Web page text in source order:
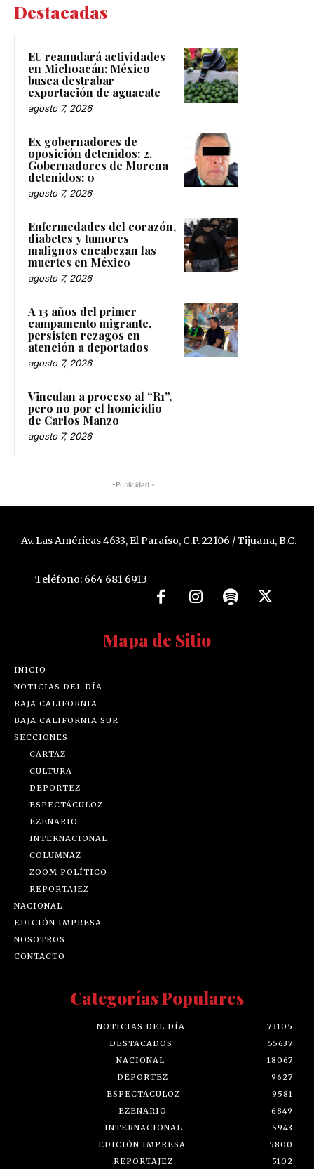
Destacadas
EU reanudará actividades
en Michoacán; México
busca destrabar
exportación de aguacate
agosto 7, 2026
Ex gobernadores de
oposición detenidos: 2.
Gobernadores de Morena
detenidos: 0
agosto 7, 2026
Enfermedades del corazón,
diabetes y tumores
malignos encabezan las
muertes en México
agosto 7, 2026
A 13 años del primer
campamento migrante,
persisten rezagos en
atención a deportados
agosto 7, 2026
Vinculan a proceso al “R1”,
pero no por el homicidio
de Carlos Manzo
agosto 7, 2026
-Publicidad -
Av. Las Américas 4633, El Paraíso, C.P. 22106 / Tijuana, B.C.
Teléfono: 664 681 6913
Mapa de Sitio
INICIO
NOTICIAS DEL DÍA
BAJA CALIFORNIA
BAJA CALIFORNIA SUR
SECCIONES
CARTAZ
CULTURA
DEPORTEZ
ESPECTÁCULOZ
EZENARIO
INTERNACIONAL
COLUMNAZ
ZOOM POLÍTICO
REPORTAJEZ
NACIONAL
EDICIÓN IMPRESA
NOSOTROS
CONTACTO
Categorías Populares
NOTICIAS DEL DÍA
73105
DESTACADOS
55637
NACIONAL
18067
DEPORTEZ
9627
ESPECTÁCULOZ
9581
EZENARIO
6849
INTERNACIONAL
5943
EDICIÓN IMPRESA
5800
REPORTAJEZ
5102